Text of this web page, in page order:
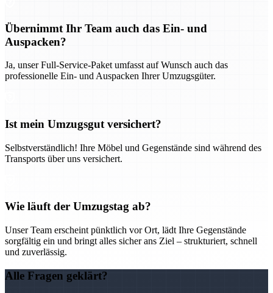
Übernimmt Ihr Team auch das Ein- und
Auspacken?
Ja, unser Full-Service-Paket umfasst auf Wunsch auch das
professionelle Ein- und Auspacken Ihrer Umzugsgüter.
Ist mein Umzugsgut versichert?
Selbstverständlich! Ihre Möbel und Gegenstände sind während des
Transports über uns versichert.
Wie läuft der Umzugstag ab?
Unser Team erscheint pünktlich vor Ort, lädt Ihre Gegenstände
sorgfältig ein und bringt alles sicher ans Ziel – strukturiert, schnell
und zuverlässig.
Alle Fragen geklärt?